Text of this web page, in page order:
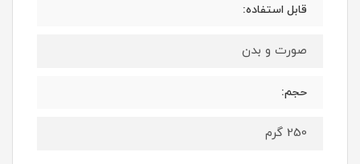
قابل استفاده:
صورت و بدن
حجم:
250 گرم